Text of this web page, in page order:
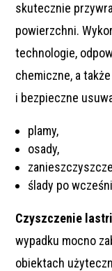
skutecznie
powierzchni.
technologie,
chemiczne, a
i bezpieczne
plamy,
osady,
ślady po
Czyszczenie
wypadku mocno
obiektach